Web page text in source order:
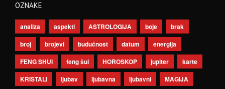
OZNAKE
analiza aspekti ASTROLOGIJA boje
brak
broj
brojevi budućnost datum
energija
FENG SHUI
feng šui HOROSKOP jupiter
karte
KRISTALI
ljubav ljubavna ljubavni MAGIJA